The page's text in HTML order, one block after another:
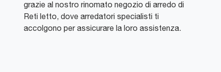
grazie al nostro rinomato negozio di arredo di
Reti letto, dove arredatori specialisti ti
accolgono per assicurare la loro assistenza.